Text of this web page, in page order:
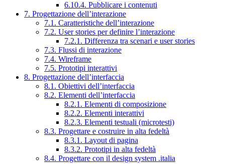
6.10.4. Pubblicare i contenuti
7. Progettazione dell’interazione
7.1. Caratteristiche dell’interazione
7.2. User stories per definire l’interazione
7.2.1. Differenza tra scenari e user stories
7.3. Flussi di interazione
7.4. Wireframe
7.5. Prototipi interattivi
8. Progettazione dell’interfaccia
8.1. Obiettivi dell’interfaccia
8.2. Elementi dell’interfaccia
8.2.1. Elementi di composizione
8.2.2. Elementi interattivi
8.2.3. Elementi testuali (microtesti)
8.3. Progettare e costruire in alta fedeltà
8.3.1. Layout di pagina
8.3.2. Prototipi in alta fedeltà
8.4. Progettare con il design system .italia